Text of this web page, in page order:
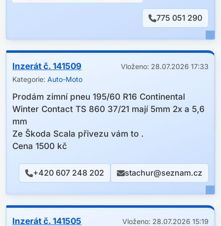
775 051 290
Inzerát č. 141509
Vloženo: 28.07.2026 17:33
Kategorie: Auto-Moto
Prodám zimní pneu 195/60 R16 Continental
Winter Contact TS 860 37/21 mají 5mm 2x a 5,6
mm
Ze Škoda Scala přivezu vám to .
Cena 1500 kč
+420 607 248 202 stachur@seznam.cz
Inzerát č. 141505 Vloženo: 28.07.2026 15:19